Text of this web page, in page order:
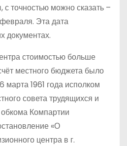
точностью можно сказать –
Эта дата
документах.
стоимостью больше
местного бюджета было
1961 года исполком
совета трудящихся и
Компартии
«О
центра в г.